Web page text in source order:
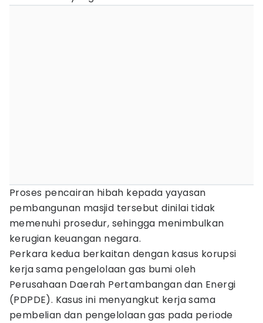
Proses pencairan hibah kepada yayasan
pembangunan masjid tersebut dinilai tidak
memenuhi prosedur, sehingga menimbulkan
kerugian keuangan negara.
Perkara kedua berkaitan dengan kasus korupsi
kerja sama pengelolaan gas bumi oleh
Perusahaan Daerah Pertambangan dan Energi
(PDPDE). Kasus ini menyangkut kerja sama
pembelian dan pengelolaan gas pada periode